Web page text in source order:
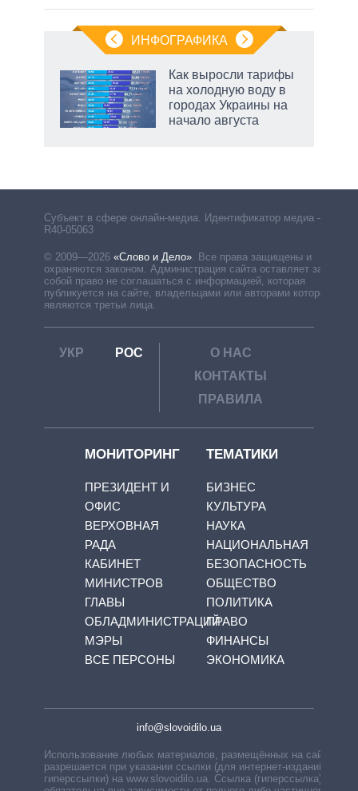
ИНФОГРАФИКА
Как выросли тарифы
на холодную воду в
городах Украины на
начало августа
Субъект в сфере онлайн-медиа. Идентификатор медиа –
R40-05063
© 2009—2026 «Слово и Дело». Все права защищены и
охраняются законом. Администрация сайта оставляет за
собой право не соглашаться с информацией, которая
публикуется на сайте, владельцами или авторами которой
являются третьи лица.
УКР РОС
О НАС
КОНТАКТЫ
ПРАВИЛА
МОНИТОРИНГ
ПРЕЗИДЕНТ И
ОФИС
ВЕРХОВНАЯ
РАДА
КАБИНЕТ
МИНИСТРОВ
ГЛАВЫ
ОБЛАДМИНИСТРАЦИЙ
МЭРЫ
ВСЕ ПЕРСОНЫ
ТЕМАТИКИ
БИЗНЕС
КУЛЬТУРА
НАУКА
НАЦИОНАЛЬНАЯ
БЕЗОПАСНОСТЬ
ОБЩЕСТВО
ПОЛИТИКА
ПРАВО
ФИНАНСЫ
ЭКОНОМИКА
info@slovoidilo.ua
Использование любых материалов, размещённых на сайте,
разрешается при указании ссылки (для интернет-изданий —
гиперссылки) на www.slovoidilo.ua. Ссылка (гиперссылка)